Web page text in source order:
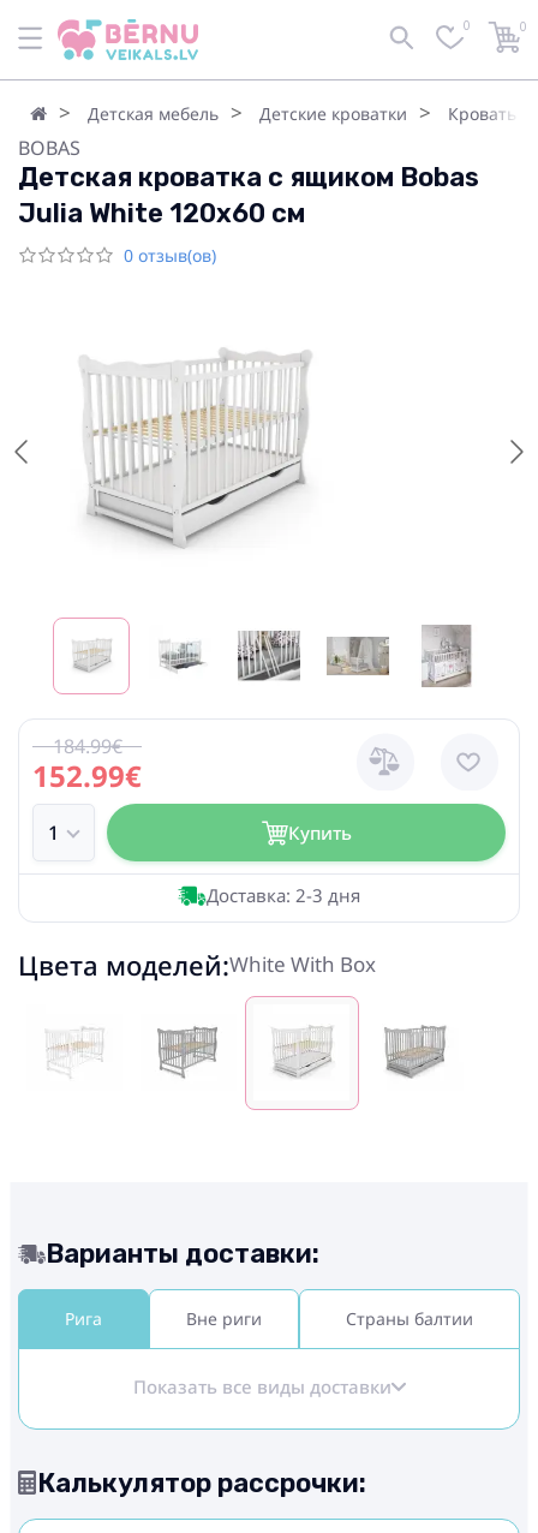
0 0
Детская мебель Детские кроватки Кровать
BOBAS
Детская кроватка с ящиком Bobas
Julia White 120x60 см
0 отзыв(ов)
152.99€
184.99€
Купить
Доставка: 2-3 дня
Цвета моделей:White With Box
Варианты доставки:
Рига Вне риги Страны балтии
Показать все виды доставки
Калькулятор рассрочки: